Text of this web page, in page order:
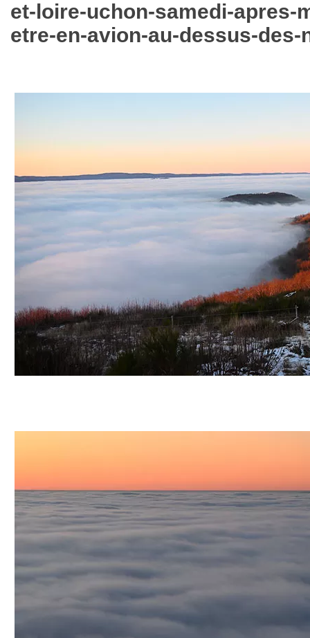
et-loire-uchon-samedi-apres-
etre-en-avion-au-dessus-des-